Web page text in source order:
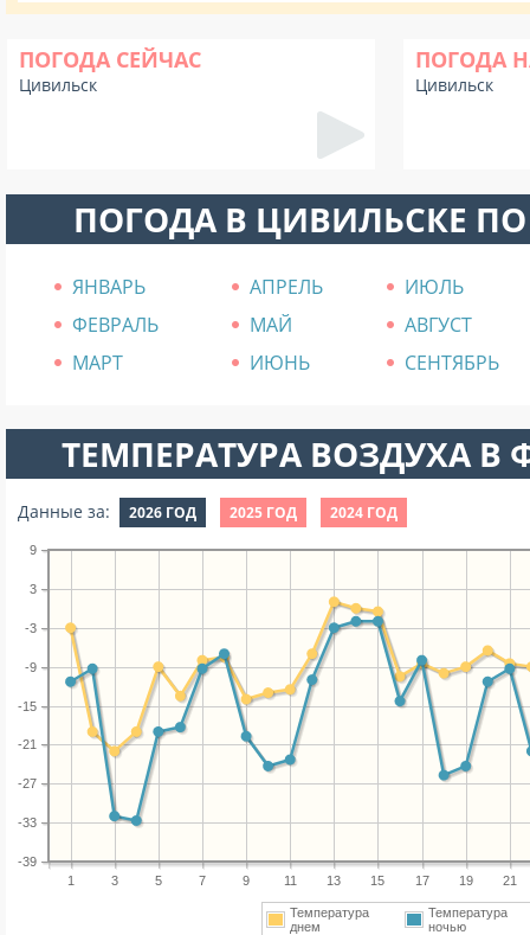
ПОГОДА СЕЙЧАС
Цивильск
ПОГОДА
Цивильск
ПОГОДА В ЦИВИЛЬСКЕ
ЯНВАРЬ АПРЕЛЬ
ИЮЛЬ
ФЕВРАЛЬ
МАЙ
АВГУСТ
МАРТ
ИЮНЬ СЕНТЯБРЬ
ТЕМПЕРАТУРА ВОЗДУХА В
Данные за: 2026 ГОД 2025 ГОД 2024 ГОД
1 3 5 7 9 11 13 15 17 19 21
-39
-33
-27
-21
-15
-9
-3
3
9
Температура
днем
Температура
ночью